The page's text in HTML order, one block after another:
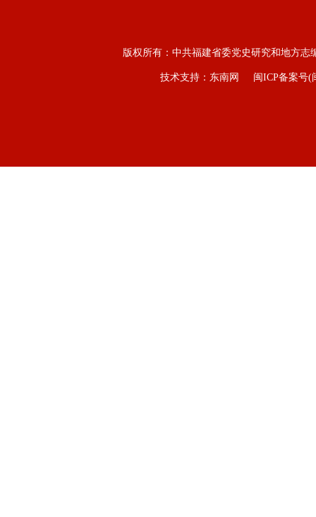
版权所有：中共福建省委党史研究和地方
技术支持：东南网 闽ICP备案号(